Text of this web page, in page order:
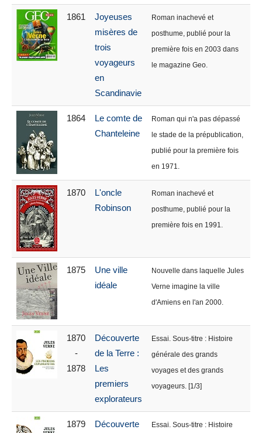
1861
Joyeuses
misères de
trois
voyageurs
en
Scandinavie
Roman inachevé et
posthume, publié pour la
première fois en 2003 dans
le magazine Geo.
1864
Le comte de
Chanteleine
Roman qui n'a pas dépassé
le stade de la prépublication,
publié pour la première fois
en 1971.
1870
L'oncle
Robinson
Roman inachevé et
posthume, publié pour la
première fois en 1991.
1875
Une ville
idéale
Nouvelle dans laquelle Jules
Verne imagine la ville
d'Amiens en l'an 2000.
1870
-
1878
Découverte
de la Terre :
Les
premiers
explorateurs
Essai. Sous-titre : Histoire
générale des grands
voyages et des grands
voyageurs. [1/3]
1879
Découverte
Essai. Sous-titre : Histoire